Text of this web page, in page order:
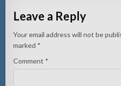
Leave a Reply
Your email address will not be
marked *
Comment *